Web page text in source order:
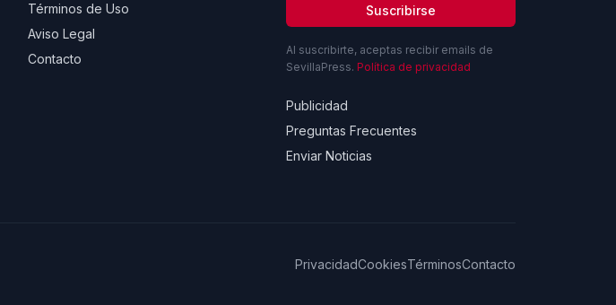
Términos de Uso
Aviso Legal
Contacto
Suscribirse
Al suscribirte, aceptas recibir emails de
SevillaPress. Política de privacidad
Publicidad
Preguntas Frecuentes
Enviar Noticias
PrivacidadCookiesTérminosContacto